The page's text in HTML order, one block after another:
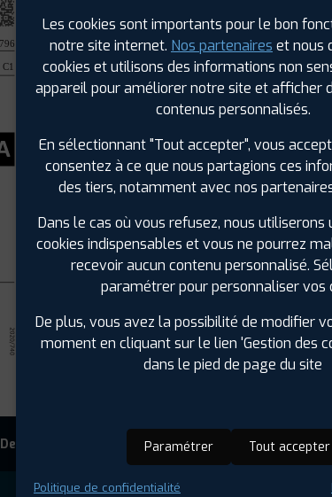
Largeur :205
Hauteur :55
Diamètre :15
Charge :92
Bruit de roulement externe : 71
Résistance au roulement :
Adhérence sur sol mouillé : A
Code EAN :
Devenir adherent Offres d'emploi FAQ
Les cookies sont importants pour le bon
notre site internet. Nos partenaires et nous
cookies et utilisons des informations non
appareil pour améliorer notre site et afficher
contenus personnalisés.
En sélectionnant "Tout accepter", vous
consentez à ce que nous partagions ces
des tiers, notamment avec nos
Dans le cas où vous refusez, nous utiliserons
cookies indispensables et vous ne pourrez
recevoir aucun contenu personnalisé.
paramétrer pour personnaliser vos
De plus, vous avez la possibilité de modifier
moment en cliquant sur le lien 'Gestion des
dans le pied de page du site
Paramétrer Tout accepter
Politique de confidentialité